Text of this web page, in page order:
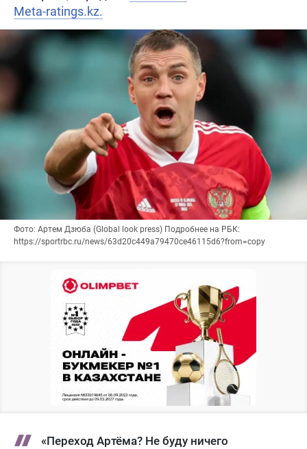
Meta-ratings.kz.
Фото: Артем Дзюба (Global look press) Подробнее на РБК:
https://sportrbc.ru/news/63d20c449a79470ce46115d6?from=copy
«Переход Артёма? Не буду ничего